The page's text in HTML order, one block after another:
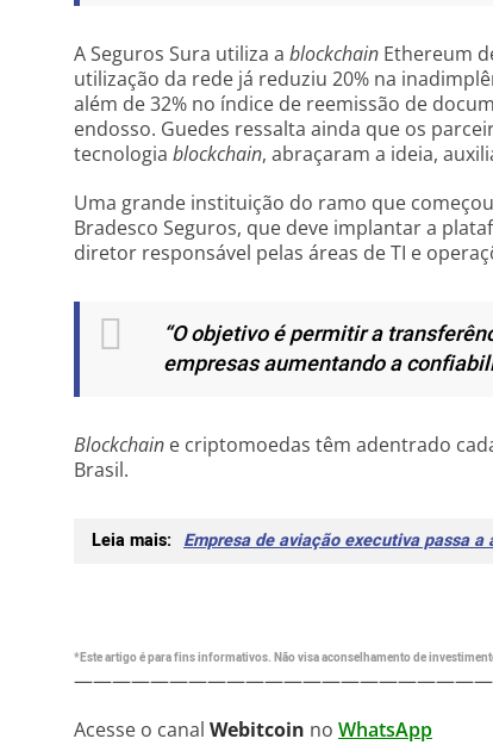
A Seguros Sura utiliza a blockchain Ethereum
utilização da rede já reduziu 20% na
além de 32% no índice de reemissão de
endosso. Guedes ressalta ainda que os
tecnologia blockchain, abraçaram a ideia,
Uma grande instituição do ramo que
Bradesco Seguros, que deve implantar a
diretor responsável pelas áreas de TI e
“O objetivo é permitir a
empresas aumentando a
Blockchain e criptomoedas têm adentrado
Brasil.
Leia mais: Empresa de aviação executiva passa
*Este artigo é para fins informativos. Não visa aconselhamento de
Acesse o canal Webitcoin no WhatsApp